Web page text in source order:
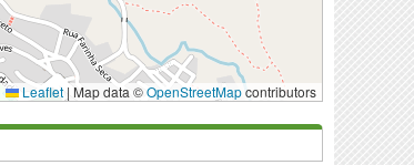
Leaflet | Map data ©OpenStreetMapcontributors